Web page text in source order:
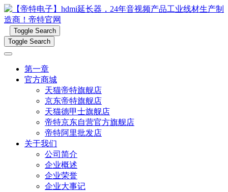
Toggle Search
Toggle Search
第一章
官方商城
天猫帝特旗舰店
京东帝特旗舰店
天猫德甲士旗舰店
帝特京东自营官方旗舰店
帝特阿里批发店
关于我们
公司简介
企业概述
企业荣誉
企业大事记